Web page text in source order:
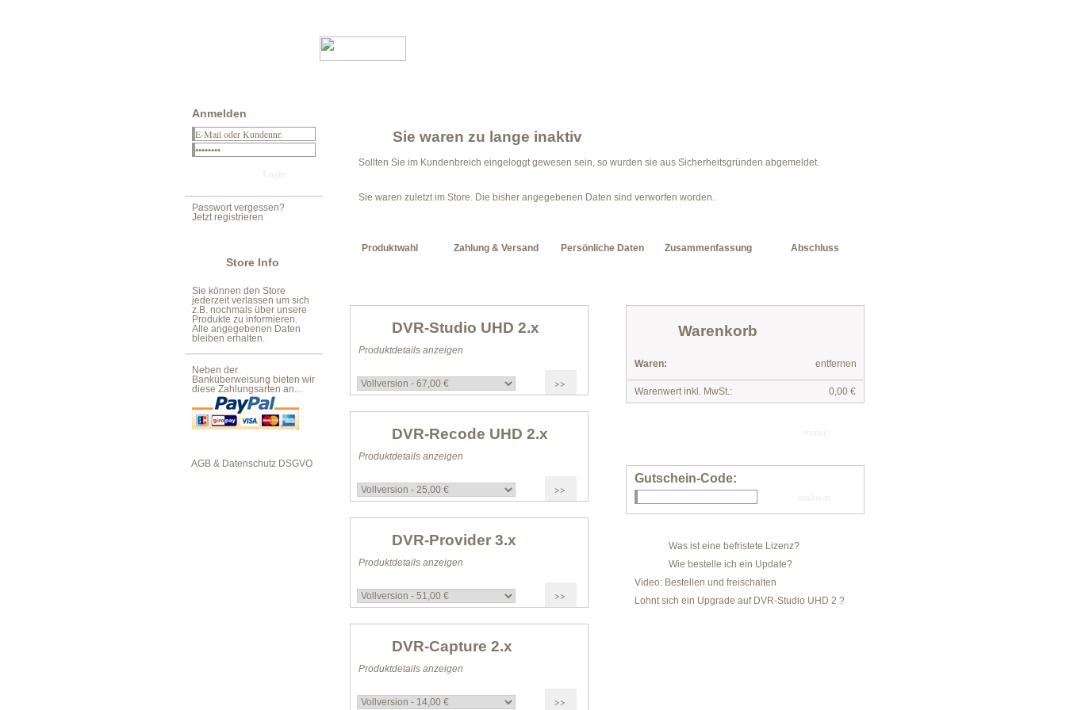
Anmelden
Passwort vergessen?
Jetzt registrieren
Store Info
Sie können den Store
jederzeit verlassen um sich
z.B. nochmals über unsere
Produkte zu informieren.
Alle angegebenen Daten
bleiben erhalten.
Neben der
Banküberweisung bieten wir
diese Zahlungsarten an...
AGB & Datenschutz DSGVO
Sie waren zu lange inaktiv
Sollten Sie im Kundenbreich eingeloggt gewesen sein, so wurden sie aus Sicherheitsgründen abgemeldet.
Sie waren zuletzt im Store. Die bisher angegebenen Daten sind verworfen worden.
Produktwahl Zahlung & Versand Persönliche Daten Zusammenfassung Abschluss
DVR-Studio UHD 2.x
Produktdetails anzeigen
DVR-Recode UHD 2.x
Produktdetails anzeigen
DVR-Provider 3.x
Produktdetails anzeigen
DVR-Capture 2.x
Produktdetails anzeigen
Warenkorb
Waren: entfernen
Warenwert inkl. MwSt.: 0,00 €
Gutschein-Code:
Was ist eine befristete Lizenz?
Wie bestelle ich ein Update?
Video: Bestellen und freischalten
Lohnt sich ein Upgrade auf DVR-Studio UHD 2 ?